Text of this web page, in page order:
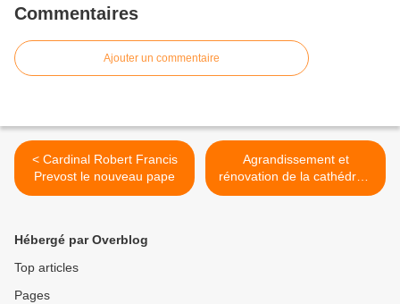
Commentaires
Ajouter un commentaire
< Cardinal Robert Francis
Prevost le nouveau pape
Agrandissement et
rénovation de la cathédrale
Notre-Dame-du-Signe >
Hébergé par Overblog
Top articles
Pages